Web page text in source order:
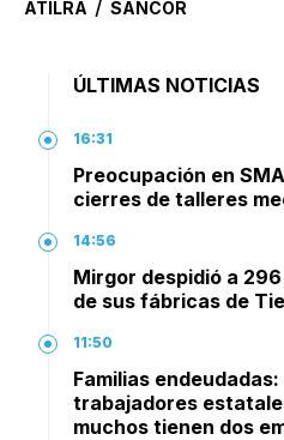
ATILRA SANCOR
ÚLTIMAS NOTICIAS
16:31
Preocupación en
cierres de talleres
14:56
Mirgor despidió a
de sus fábricas de
11:50
Familias
trabajadores
muchos tienen dos